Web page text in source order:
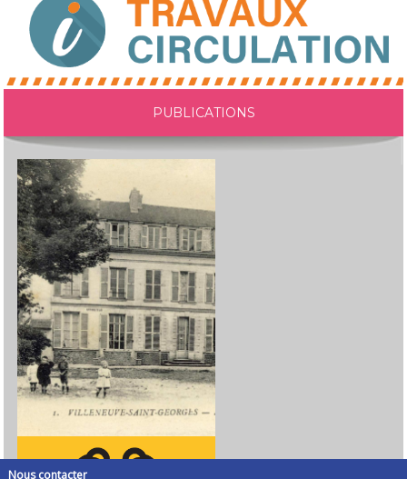
PUBLICATIONS
Nous contacter